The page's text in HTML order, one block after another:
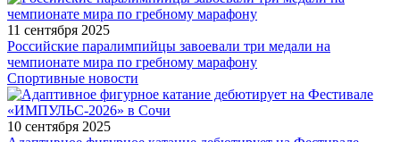
11 сентября 2025
Российские паралимпийцы завоевали три медали на
чемпионате мира по гребному марафону
Спортивные новости
10 сентября 2025